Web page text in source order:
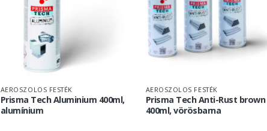
AEROSZOLOS FESTÉK
Prisma Tech Aluminium 400ml,
alumínium
AEROSZOLOS FESTÉK
Prisma Tech Anti-Rust brown
400ml, vörösbarna